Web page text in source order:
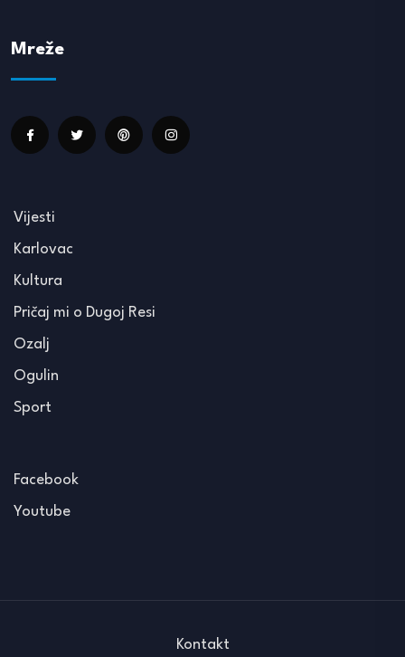
Mreže
Vijesti
Karlovac
Kultura
Pričaj mi o Dugoj Resi
Ozalj
Ogulin
Sport
Facebook
Youtube
Kontakt